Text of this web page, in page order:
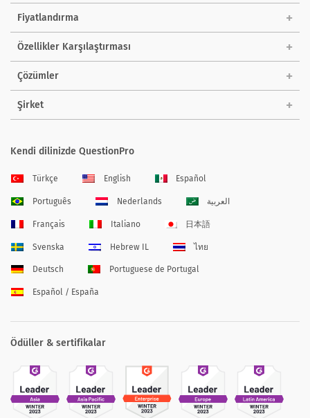
Fiyatlandırma
Özellikler Karşılaştırması
Çözümler
Şirket
Kendi dilinizde QuestionPro
Türkçe English Español
Português Nederlands العربية
Français Italiano 日本語
Svenska Hebrew IL ไทย
Deutsch Portuguese de Portugal
Español / España
Ödüller & sertifikalar